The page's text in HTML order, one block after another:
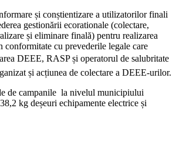
și conștientizare a utilizatorilor finali
gestionării ecorationale (colectare,
și eliminare finală) pentru realizarea
conformitate cu prevederile legale care
DEEE, RASP și operatorul de salubritate
și acțiunea de colectare a DEEE-urilor.
de campanile la nivelul municipiului
kg deșeuri echipamente electrice și